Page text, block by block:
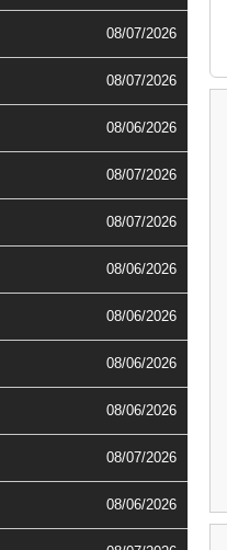
08/07/2026
08/07/2026
08/06/2026
08/07/2026
08/07/2026
08/06/2026
08/06/2026
08/06/2026
08/06/2026
08/07/2026
08/06/2026